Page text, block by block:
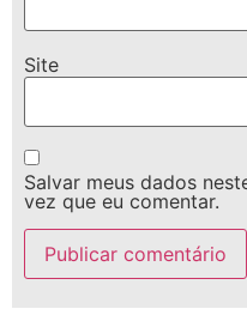
Site
Salvar meus dados
vez que eu comentar.